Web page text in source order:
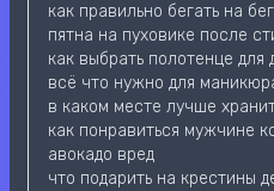
как правильно бегать на
пятна на пуховике после
как выбрать полотенце для
всё что нужно для
в каком месте лучше
как понравиться мужчине
авокадо вред
что подарить на крестины